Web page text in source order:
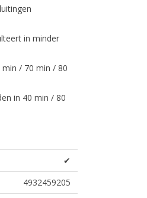
in minder
/ 70 min / 80
in 40 min / 80
✔
4932459205